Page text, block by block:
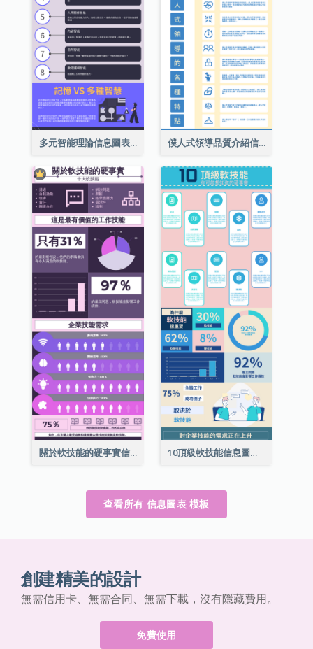
多元智能理論信息圖表 僕人式領導品質介紹信息圖表
關於軟技能的硬事實信息圖表 10頂級軟技能信息圖表
查看所有 信息圖表 模板
創建精美的設計
無需信用卡、無需合同、無需下載，沒有隱藏費用。
免費使用